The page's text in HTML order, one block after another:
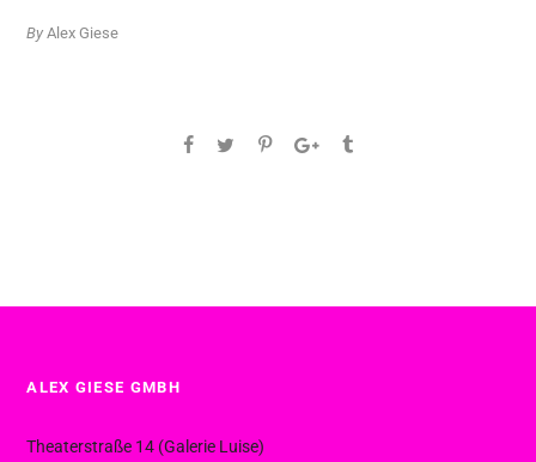
ByAlex Giese
ALEX GIESE GMBH
Theaterstraße 14 (Galerie Luise)